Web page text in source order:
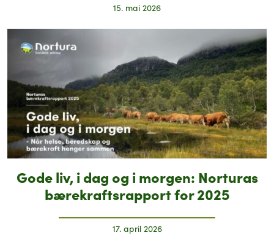
15. mai 2026
Gode liv, i dag og i morgen: Norturas
bærekraftsrapport for 2025
17. april 2026